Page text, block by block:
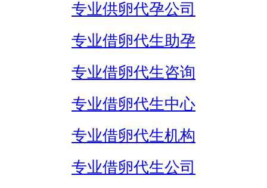
专业供卵代孕公司
专业借卵代生助孕
专业借卵代生咨询
专业借卵代生中心
专业借卵代生机构
专业借卵代生公司